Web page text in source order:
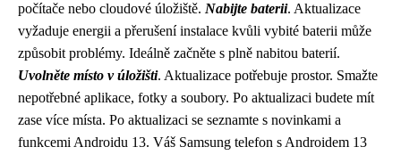
počítače nebo cloudové úložiště. Nabijte baterii. Aktualizace
vyžaduje energii a přerušení instalace kvůli vybité baterii může
způsobit problémy. Ideálně začněte s plně nabitou baterií.
Uvolněte místo v úložišti. Aktualizace potřebuje prostor. Smažte
nepotřebné aplikace, fotky a soubory. Po aktualizaci budete mít
zase více místa. Po aktualizaci se seznamte s novinkami a
funkcemi Androidu 13. Váš Samsung telefon s Androidem 13